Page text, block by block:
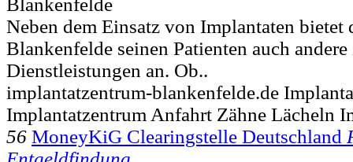
Neben dem Einsatz von Implantaten bietet
Blankenfelde seinen Patienten auch
Dienstleistungen an. Ob..
implantatzentrum-blankenfelde.de
Implantatzentrum Anfahrt Zähne Lächeln
56 MoneyKiG Clearingstelle Deutschland